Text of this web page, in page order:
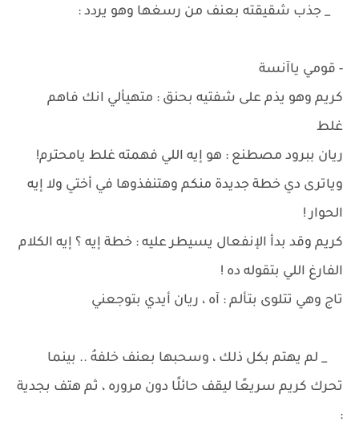
_ جذب شقيقته بعنف من رسغها وهو يردد :
- قومي ياآنسة
كريم وهو يذم على شفتيه بحنق : متهيألي انك فاهم
غلط
ريان ببرود مصطنع : هو إيه اللي فهمته غلط يامحترم!
وياترى دي خطة جديدة منكم وهتنفذوها في أختي ولا إيه
الحوار !
كريم وقد بدأ الإنفعال يسيطر عليه : خطة إيه ؟ إيه الكلام
الفارغ اللي بتقوله ده !
تاج وهي تتلوى بتألم : آه ، ريان أيدي بتوجعني
_ لم يهتم بكل ذلك ، وسحبها بعنف خلفهُ .. بينما
تحرك كريم سريعًا ليقف حائلًا دون مروره ، ثم هتف بجدية
: